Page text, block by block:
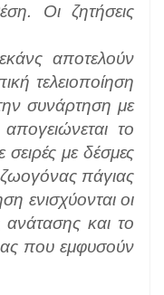
Οι ζητήσεις
αποτελούν
τελειοποίηση
συνάρτηση με
το
σειρές με δέσμες
πάγιας
ενισχύονται οι
ανάτασης και το
που εμφυσούν